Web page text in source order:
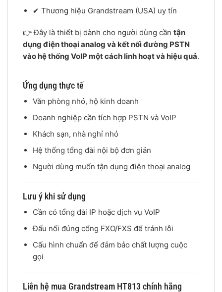
✔ Thương hiệu Grandstream (USA) uy tín
👉 Đây là thiết bị dành cho người dùng cần tận
dụng điện thoại analog và kết nối đường PSTN
vào hệ thống VoIP một cách linh hoạt và hiệu quả.
Ứng dụng thực tế
Văn phòng nhỏ, hộ kinh doanh
Doanh nghiệp cần tích hợp PSTN và VoIP
Khách sạn, nhà nghỉ nhỏ
Hệ thống tổng đài nội bộ đơn giản
Người dùng muốn tận dụng điện thoại analog
Lưu ý khi sử dụng
Cần có tổng đài IP hoặc dịch vụ VoIP
Đấu nối đúng cổng FXO/FXS để tránh lỗi
Cấu hình chuẩn để đảm bảo chất lượng cuộc
gọi
Liên hệ mua Grandstream HT813 chính hãng